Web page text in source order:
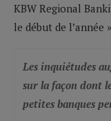
KBW Regional
le début de l’année
Les inquiétudes
sur la façon dont
petites banques